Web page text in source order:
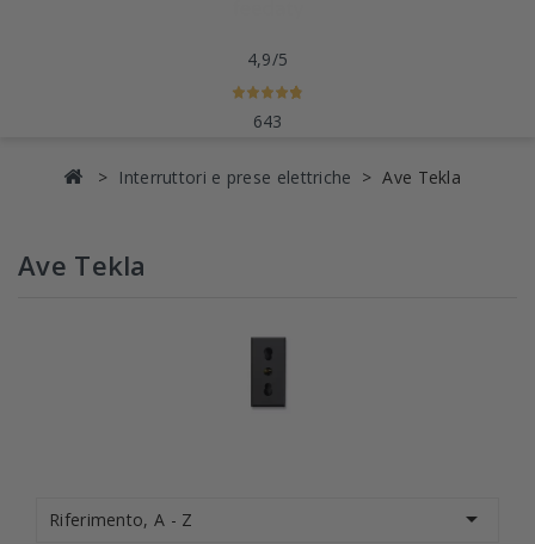
4,9/5
643
Interruttori e prese elettriche Ave Tekla
Ave Tekla
Riferimento, A - Z 